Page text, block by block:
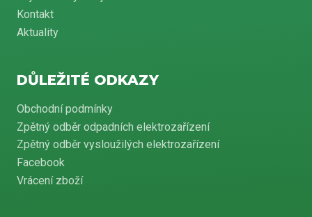
Kontakt
Aktuality
DŮLEŽITÉ ODKAZY
Obchodní podmínky
Zpětný odběr odpadních elektrozařízení
Zpětný odběr vysloužilých elektrozařízení
Facebook
Vrácení zboží